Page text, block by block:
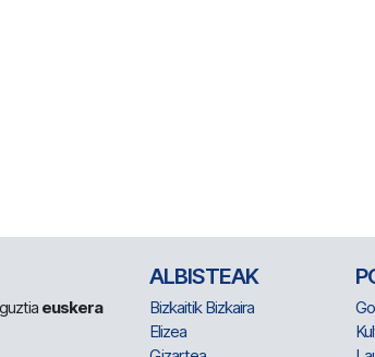
euskera
ALBISTEAK
Bizkaitik Bizkaira
Elizea